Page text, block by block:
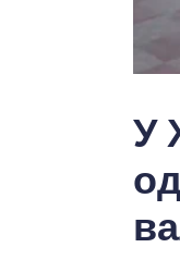
У